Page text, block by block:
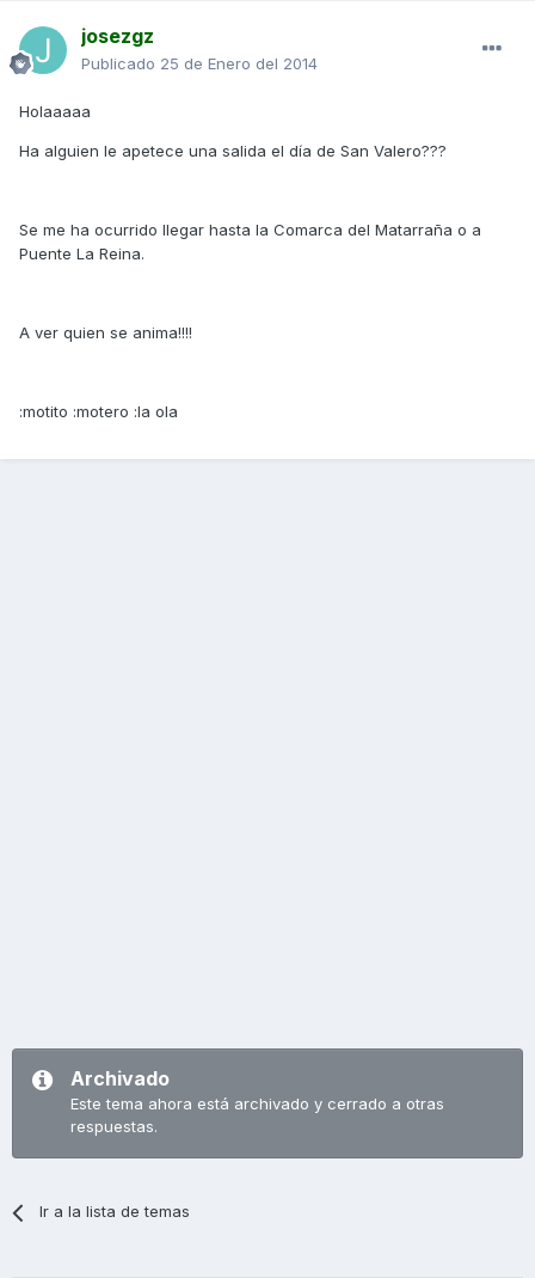
josezgz
Publicado 25 de Enero del 2014
Holaaaaa
Ha alguien le apetece una salida el día de San Valero???
Se me ha ocurrido llegar hasta la Comarca del Matarraña o a
Puente La Reina.
A ver quien se anima!!!!
:motito :motero :la ola
Archivado
Este tema ahora está archivado y cerrado a otras
respuestas.
Ir a la lista de temas